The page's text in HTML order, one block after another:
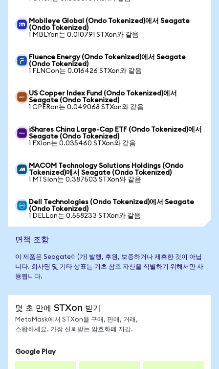
Mobileye Global (Ondo Tokenized)에서 Seagate
(Ondo Tokenized)
1 MBLYon는 0.010791 STXon와 같음
Fluence Energy (Ondo Tokenized)에서 Seagate
(Ondo Tokenized)
1 FLNCon는 0.016426 STXon와 같음
US Copper Index Fund (Ondo Tokenized)에서
Seagate (Ondo Tokenized)
1 CPERon는 0.049068 STXon와 같음
iShares China Large-Cap ETF (Ondo Tokenized)에서
Seagate (Ondo Tokenized)
1 FXIon는 0.035460 STXon와 같음
MACOM Technology Solutions Holdings (Ondo
Tokenized)에서 Seagate (Ondo Tokenized)
1 MTSIon는 0.387503 STXon와 같음
Dell Technologies (Ondo Tokenized)에서 Seagate
(Ondo Tokenized)
1 DELLon는 0.558233 STXon와 같음
면책 조항
이 제품은 Seagate이(가) 발행, 후원, 보증하거나 제휴한 것이 아닙
니다. 회사명 및 기타 상표는 기초 참조 자산을 식별하기 위해서만 사
용됩니다.
몇 초 만에 STXon 받기
MetaMask에서 STXon을 구매, 판매, 거래,
스왑하세요. 가장 신뢰받는 암호화폐 지갑.
Google Play